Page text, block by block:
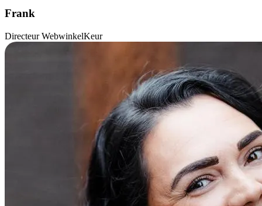
Frank
Directeur WebwinkelKeur